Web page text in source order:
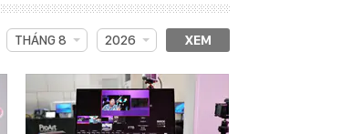
THÁNG 8 2026 XEM